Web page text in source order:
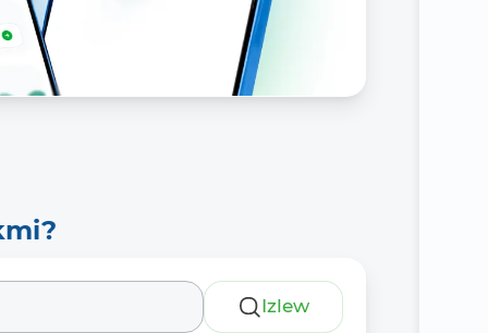
Izlew